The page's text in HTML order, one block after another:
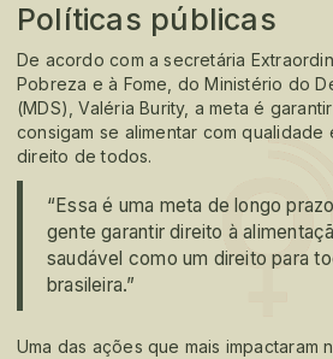
Políticas públicas
De acordo com a secretária
Pobreza e à Fome, do Ministério do
(MDS), Valéria Burity, a meta é
consigam se alimentar com qualidade
direito de todos.
“Essa é uma meta de longo
gente garantir direito à
saudável como um direito para
brasileira.”
Uma das ações que mais impactaram